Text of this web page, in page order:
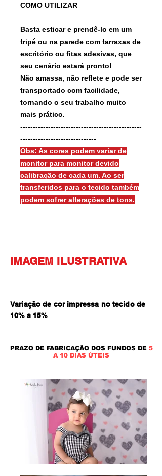
COMO UTILIZAR
Basta esticar e prendê-lo em um
tripé ou na parede com tarraxas de
escritório ou fitas adesivas, que
seu cenário estará pronto!
Não amassa, não reflete e pode ser
transportado com facilidade,
tornando o seu trabalho muito
mais prático.
------------------------------------------------
------------------------------
Obs: As cores podem variar de
monitor para monitor devido
calibração de cada um. Ao ser
transferidos para o tecido também
podem sofrer alterações de tons.
IMAGEM ILUSTRATIVA
Variação de cor impressa no tecido de
10% a 15%
PRAZO DE FABRICAÇÃO DOS FUNDOS DE 5
A 10 DIAS ÚTEIS